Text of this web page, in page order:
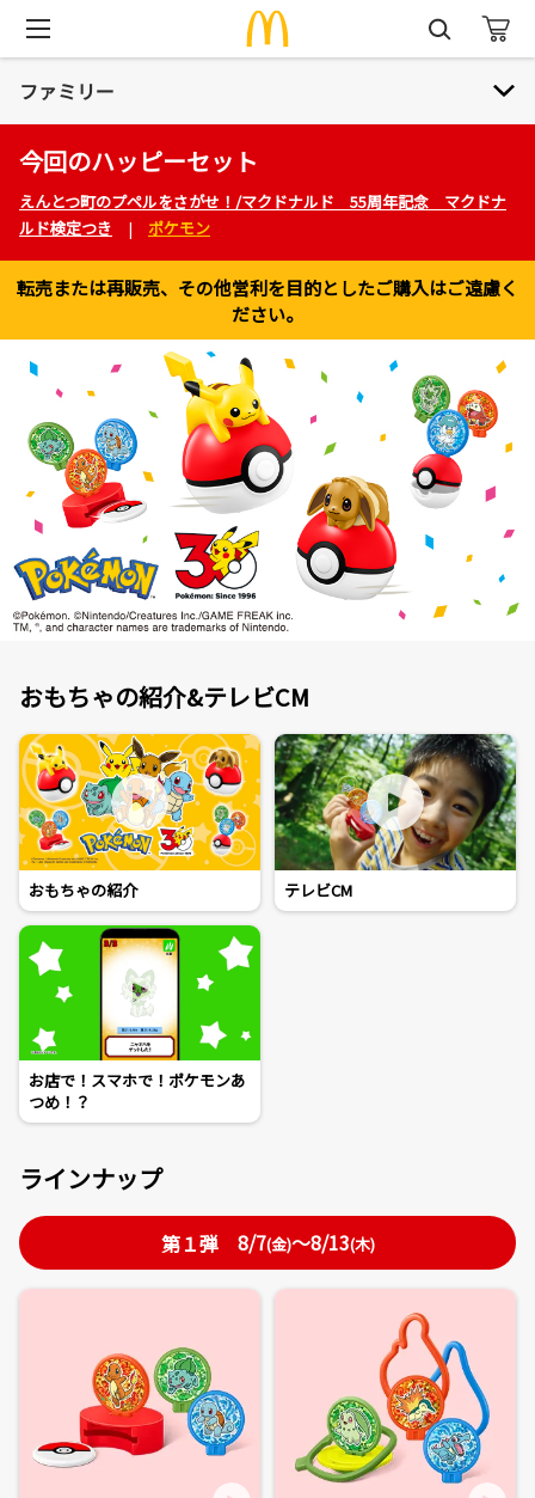
ファミリー
ファミリー
ハッピーセット® 本・おもちゃ紹介
おもちゃリサイクル
ハロードナルド！
バースデーパーティー
プレイプレイス（旧プレイランド）
今回のハッピーセット
えんとつ町のプペルをさがせ！/マクドナルド 55周年記念 マクドナ
ルド検定つき | ポケモン
転売または再販売、その他営利を目的としたご購入はご遠慮く
ださい。
おもちゃの紹介&テレビCM
おもちゃの紹介 テレビCM
お店で！スマホで！ポケモンあ
つめ！？
ラインナップ
第１弾 8/7(金)～8/13(木)